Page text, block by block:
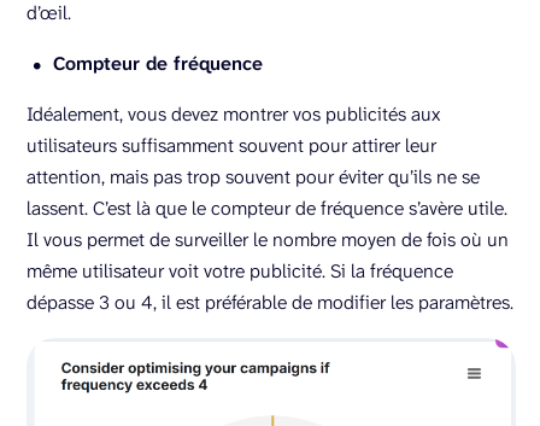
d’œil.
Compteur de fréquence
Idéalement, vous devez montrer vos publicités aux
utilisateurs suffisamment souvent pour attirer leur
attention, mais pas trop souvent pour éviter qu’ils ne se
lassent. C’est là que le compteur de fréquence s’avère utile.
Il vous permet de surveiller le nombre moyen de fois où un
même utilisateur voit votre publicité. Si la fréquence
dépasse 3 ou 4, il est préférable de modifier les paramètres.